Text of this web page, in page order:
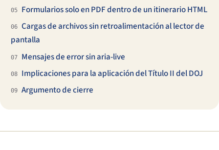
05 Formularios solo en PDF dentro de un itinerario HTML
06 Cargas de archivos sin retroalimentación al lector de
pantalla
07 Mensajes de error sin aria-live
08 Implicaciones para la aplicación del Título II del DOJ
09 Argumento de cierre